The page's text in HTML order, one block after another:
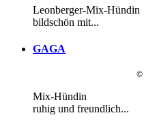
Leonberger-Mix-Hündin
bildschön mit...
GAGA
©
Mix-Hündin
ruhig und freundlich...